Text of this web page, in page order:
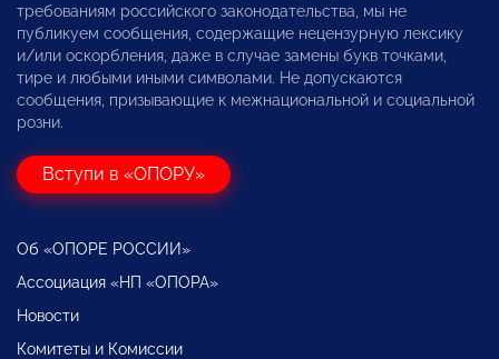
требованиям российского законодательства, мы не
публикуем сообщения, содержащие нецензурную лексику
и/или оскорбления, даже в случае замены букв точками,
тире и любыми иными символами. Не допускаются
сообщения, призывающие к межнациональной и социальной
розни.
Вступи в «ОПОРУ»
Об «ОПОРЕ РОССИИ»
Ассоциация «НП «ОПОРА»
Новости
Комитеты и Комиссии